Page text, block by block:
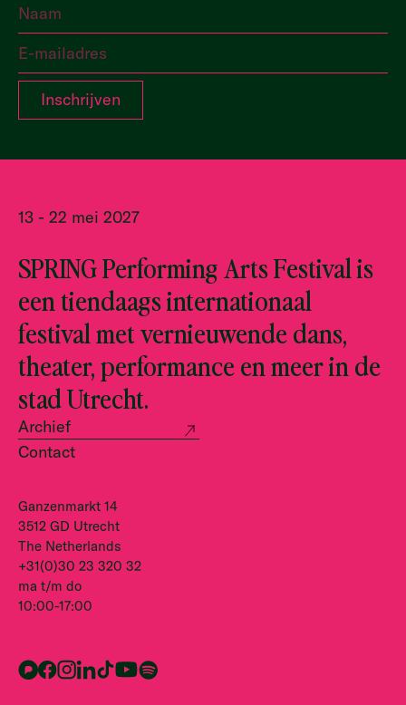
13 - 22 mei 2027
SPRING Performing Arts Festival is
een tiendaags internationaal
festival met vernieuwende dans,
theater, performance en meer in de
stad Utrecht.
Archief
Contact
Ganzenmarkt 14
3512 GD Utrecht
The Netherlands
+31(0)30 23 320 32
ma t/m do
10:00-17:00